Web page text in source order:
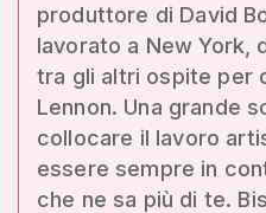
produttore di David
lavorato a New York,
tra gli altri ospite per
Lennon. Una grande
collocare il lavoro
essere sempre in
che ne sa più di te.